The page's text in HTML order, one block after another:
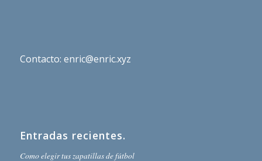
Contacto: enric@enric.xyz
Entradas recientes.
Como elegir tus zapatillas de fútbol